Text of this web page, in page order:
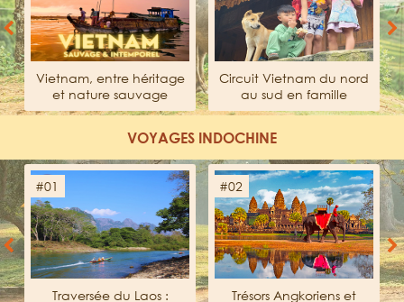
Vietnam, entre héritage
et nature sauvage
Circuit Vietnam du nord
au sud en famille
VOYAGES INDOCHINE
#01
Traversée du Laos :
#02
Trésors Angkoriens et